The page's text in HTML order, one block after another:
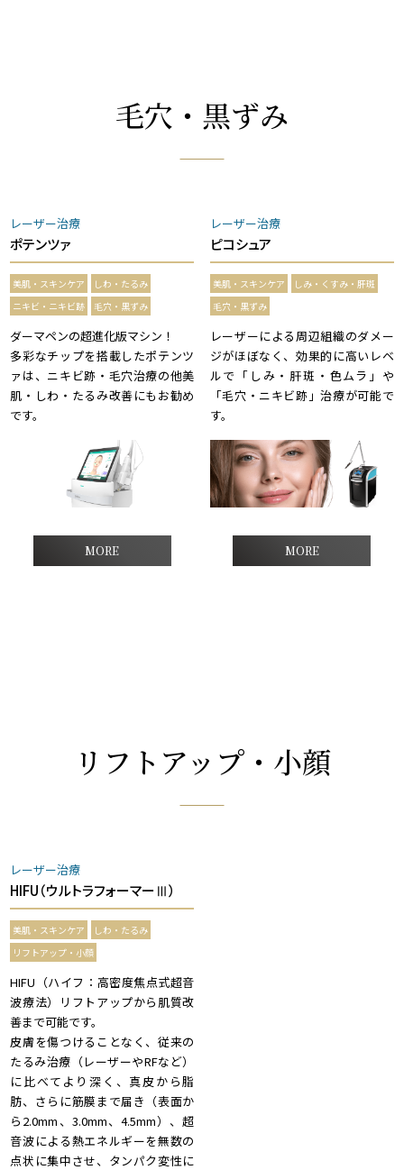
毛穴・黒ずみ
レーザー治療
ポテンツァ
美肌・スキンケア
しわ・たるみ
ニキビ・ニキビ跡
毛穴・黒ずみ
ダーマペンの超進化版マシン！
多彩なチップを搭載したポテンツ
ァは、ニキビ跡・毛穴治療の他美
肌・しわ・たるみ改善にもお勧め
です。
MORE
レーザー治療
ピコシュア
美肌・スキンケア
しみ・くすみ・肝斑
毛穴・黒ずみ
レーザーによる周辺組織のダメー
ジがほぼなく、効果的に高いレベ
ルで「しみ・肝斑・色ムラ」や
「毛穴・ニキビ跡」治療が可能で
す。
MORE
リフトアップ・小顔
レーザー治療
HIFU（ウルトラフォーマーⅢ）
美肌・スキンケア
しわ・たるみ
リフトアップ・小顔
HIFU（ハイフ：高密度焦点式超音
波療法）リフトアップから肌質改
善まで可能です。
皮膚を傷つけることなく、従来の
たるみ治療（レーザーやRFなど）
に比べてより深く、真皮から脂
肪、さらに筋膜まで届き（表面か
ら2.0mm、3.0mm、4.5mm）、超
音波による熱エネルギーを無数の
点状に集中させ、タンパク変性に